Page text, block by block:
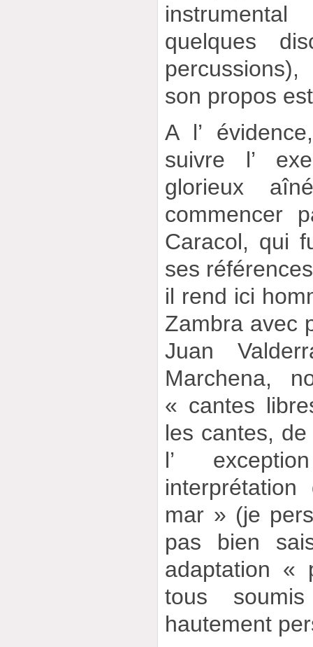
quelques
son propos
A l’
suivre l’
glorieux
commencer
Caracol, qui
ses
il rend ici
Zambra avec
Juan
Marchena,
« cantes
les cantes,
l’
mar » (je
pas bien
adaptation «
tous
hautement